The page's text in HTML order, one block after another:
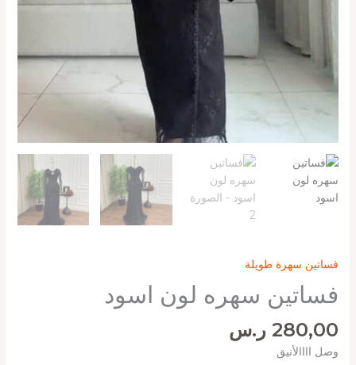
فساتين سهرة طويلة
فساتين سهره لون اسود
280,00 ر.س
وصل اااالأنيق